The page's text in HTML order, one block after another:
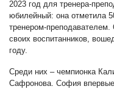
2023 год для тренера-
юбилейный: она отметила
тренером-преподавателем.
своих воспитанников,
году.
Среди них – чемпионка
Сафронова. София